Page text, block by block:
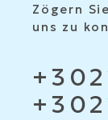
Zögern
uns zu